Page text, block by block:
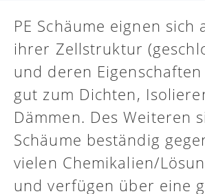
PE Schäume eignen sich
ihrer Zellstruktur
und deren
gut zum Dichten,
Dämmen. Des Weiteren
Schäume beständig
vielen Chemikalien/
und verfügen über eine